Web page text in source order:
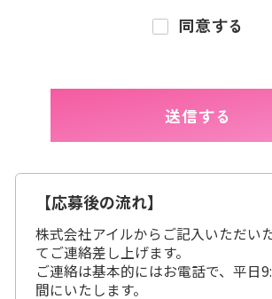
同意する
【応募後の流れ】
株式会社アイルからご記入いただい
てご連絡差し上げます。
ご連絡は基本的にはお電話で、平日
間にいたします。